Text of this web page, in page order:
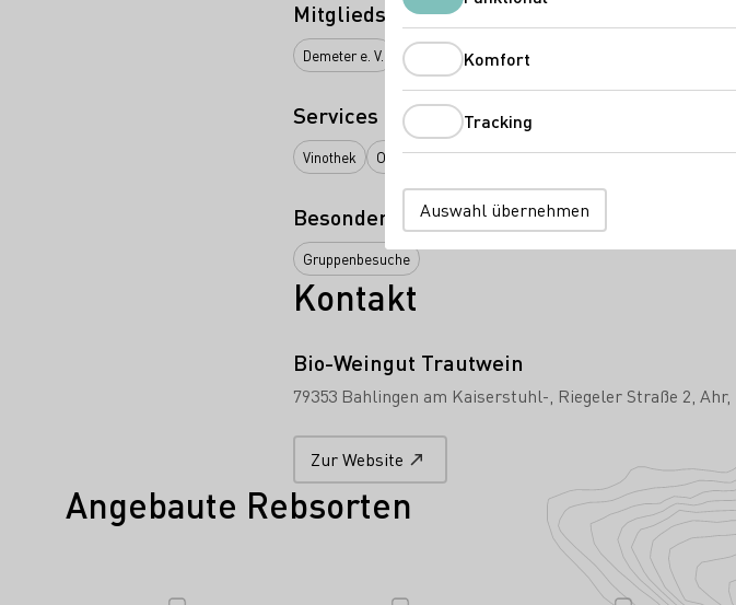
Mitgliedschaften
Demeter e. V.
Services
Vinothek Online Versand ab Hof
Besondere Angebote
Gruppenbesuche
Kontakt
Bio-Weingut Trautwein
79353 Bahlingen am Kaiserstuhl- Riegeler Straße 2 Ahr
Zur Website
Angebaute Rebsorten
Funktional
Komfort
Tracking
Auswahl übernehmen